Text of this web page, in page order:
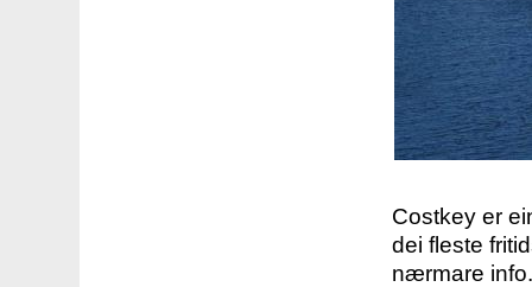
Costkey er
dei fleste
nærmare